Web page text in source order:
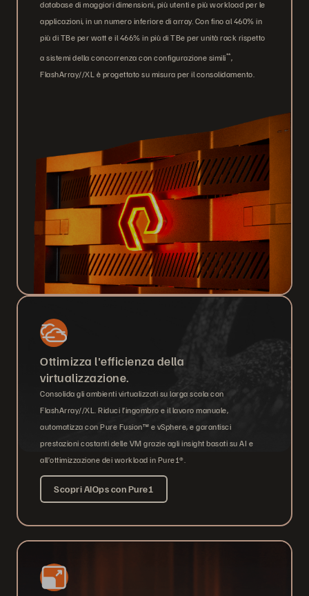
database di maggiori dimensioni, più utenti e più workload per le
applicazioni, in un numero inferiore di array. Con fino al 460% in
più di TBe per watt e il 466% in più di TBe per unità rack rispetto
a sistemi della concorrenza con configurazione simili**,
FlashArray//XL è progettato su misura per il consolidamento.
Ottimizza l'efficienza della
virtualizzazione.
Consolida gli ambienti virtualizzati su larga scala con
FlashArray//XL. Riduci l’ingombro e il lavoro manuale,
automatizza con Pure Fusion™ e vSphere, e garantisci
prestazioni costanti delle VM grazie agli insight basati su AI e
all’ottimizzazione dei workload in Pure1®.
Scopri AIOps con Pure1